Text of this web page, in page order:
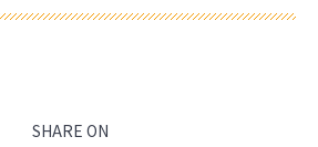
SHARE ON